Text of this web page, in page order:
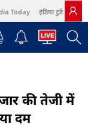
Today इंडिया टुडे हिंदी
Bazaar Northeast
की तेजी में
दम